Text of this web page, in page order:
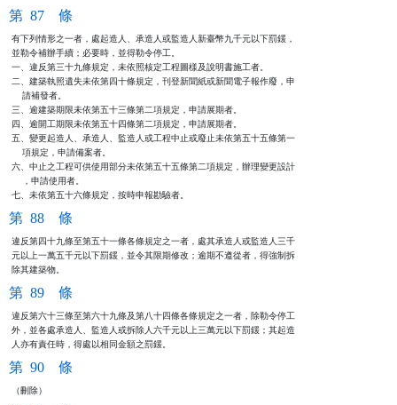
第 87 條
有下列情形之一者，處起造人、承造人或監造人新臺幣九千元以下罰鍰，
並勒令補辦手續；必要時，並得勒令停工。
一、違反第三十九條規定，未依照核定工程圖樣及說明書施工者。
二、建築執照遺失未依第四十條規定，刊登新聞紙或新聞電子報作廢，申
    請補發者。
三、逾建築期限未依第五十三條第二項規定，申請展期者。
四、逾開工期限未依第五十四條第二項規定，申請展期者。
五、變更起造人、承造人、監造人或工程中止或廢止未依第五十五條第一
    項規定，申請備案者。
六、中止之工程可供使用部分未依第五十五條第二項規定，辦理變更設計
    ，申請使用者。
七、未依第五十六條規定，按時申報勘驗者。
第 88 條
違反第四十九條至第五十一條各條規定之一者，處其承造人或監造人三千
元以上一萬五千元以下罰鍰，並令其限期修改；逾期不遵從者，得強制拆
除其建築物。
第 89 條
違反第六十三條至第六十九條及第八十四條各條規定之一者，除勒令停工
外，並各處承造人、監造人或拆除人六千元以上三萬元以下罰鍰；其起造
人亦有責任時，得處以相同金額之罰鍰。
第 90 條
（刪除）